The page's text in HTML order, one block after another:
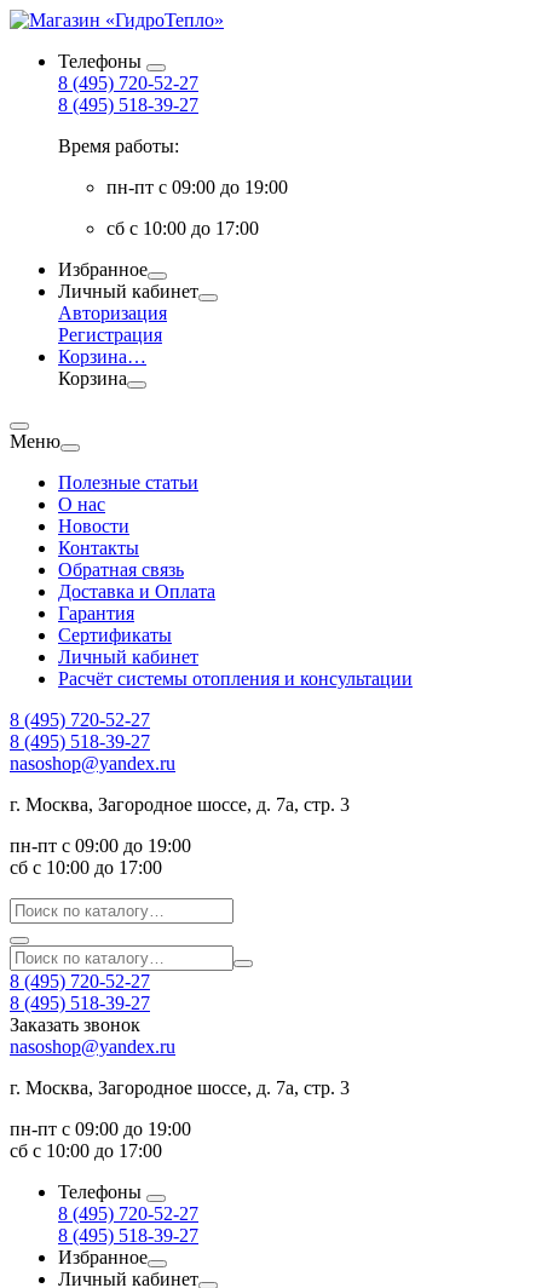
Телефоны
8 (495) 720-52-27
8 (495) 518-39-27
Время работы:
пн-пт с 09:00 до 19:00
сб с 10:00 до 17:00
Избранное
Личный кабинет
Авторизация
Регистрация
Корзина…
Корзина
Меню
Полезные статьи
О нас
Новости
Контакты
Обратная связь
Доставка и Оплата
Гарантия
Сертификаты
Личный кабинет
Расчёт системы отопления и консультации
8 (495) 720-52-27
8 (495) 518-39-27
nasoshop@yandex.ru
г. Москва, Загородное шоссе, д. 7а, стр. 3
пн-пт с 09:00 до 19:00
сб с 10:00 до 17:00
8 (495) 720-52-27
8 (495) 518-39-27
Заказать звонок
nasoshop@yandex.ru
г. Москва, Загородное шоссе, д. 7а, стр. 3
пн-пт с 09:00 до 19:00
сб с 10:00 до 17:00
Телефоны
8 (495) 720-52-27
8 (495) 518-39-27
Избранное
Личный кабинет